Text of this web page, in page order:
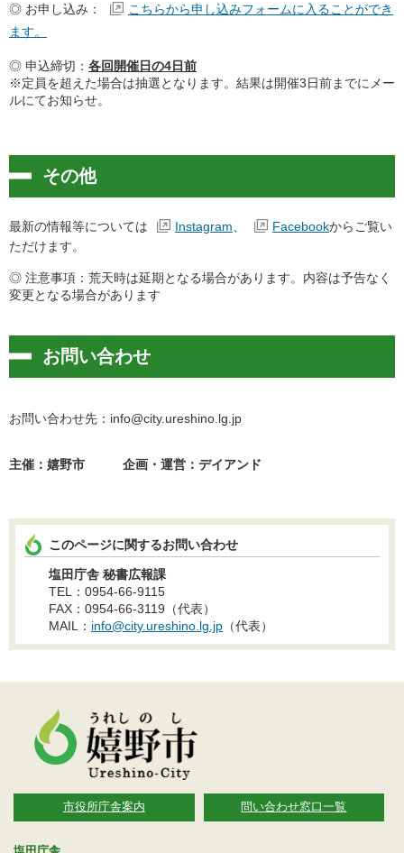
◎ お申し込み：
こちらから申し込みフォームに入ることができ
ます。
◎ 申込締切： 各回開催日の4日前
※定員を超えた場合は抽選となります。結果は開催3日前までにメー
ルにてお知らせ。
その他
最新の情報等については Instagram Facebookからご覧い
ただけます。
◎ 注意事項：荒天時は延期となる場合があります。内容は予告なく
変更となる場合があります
お問い合わせ
お問い合わせ先：info@city.ureshino.lg.jp
主催：嬉野市 企画・運営：デイアンド
このページに関するお問い合わせ
塩田庁舎 秘書広報課
TEL：0954-66-9115
FAX：0954-66-3119（代表）
MAIL： info@city.ureshino.lg.jp （代表）
市役所庁舎案内 問い合わせ窓口一覧